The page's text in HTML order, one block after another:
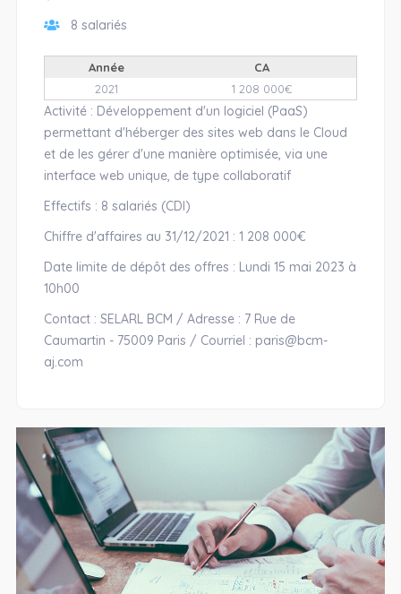
8 salariés
Année
CA
2021
1 208 000€
Activité : Développement d'un logiciel (PaaS)
permettant d'héberger des sites web dans le Cloud
et de les gérer d'une manière optimisée, via une
interface web unique, de type collaboratif
Effectifs : 8 salariés (CDI)
Chiffre d'affaires au 31/12/2021 : 1 208 000€
Date limite de dépôt des offres : Lundi 15 mai 2023 à
10h00
Contact : SELARL BCM / Adresse : 7 Rue de
Caumartin - 75009 Paris / Courriel : paris@bcm-
aj.com